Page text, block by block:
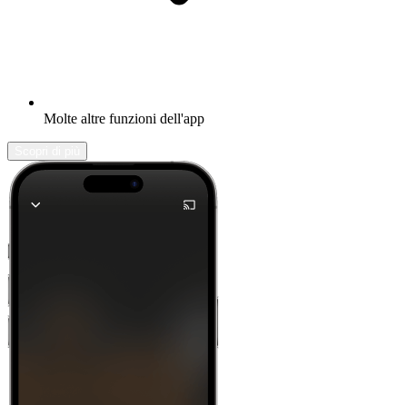
Molte altre funzioni dell'app